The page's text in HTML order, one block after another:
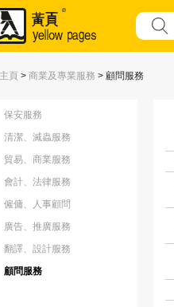
主頁 > 商業及專業服務 > 顧問服務
保安服務
清潔、滅蟲服務
貿易、商業服務
會計、法律服務
僱傭、人事顧問
廣告、推廣服務
翻譯、設計服務
顧問服務